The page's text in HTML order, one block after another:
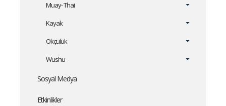
Muay- Thai
Kayak
Okçuluk
Wushu
Sosyal Medya
Etkinlikler